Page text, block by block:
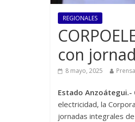
REGIONALES
con
8 mayo, 2025 Prensa
Estado Anzoátegui.-
electricidad, la
jornadas integrales